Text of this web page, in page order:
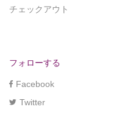
チェックアウト
フォローする
Facebook
Twitter